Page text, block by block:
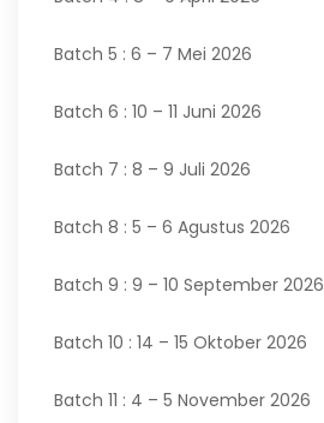
Batch 5 : 6 – 7 Mei 2026
Batch 6 : 10 – 11 Juni 2026
Batch 7 : 8 – 9 Juli 2026
Batch 8 : 5 – 6 Agustus 2026
Batch 9 : 9 – 10 September 2026
Batch 10 : 14 – 15 Oktober 2026
Batch 11 : 4 – 5 November 2026